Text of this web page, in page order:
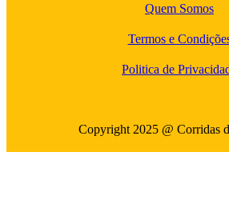
Quem Somos
Termos e
Politica de
Copyright 2025 @ Corridas